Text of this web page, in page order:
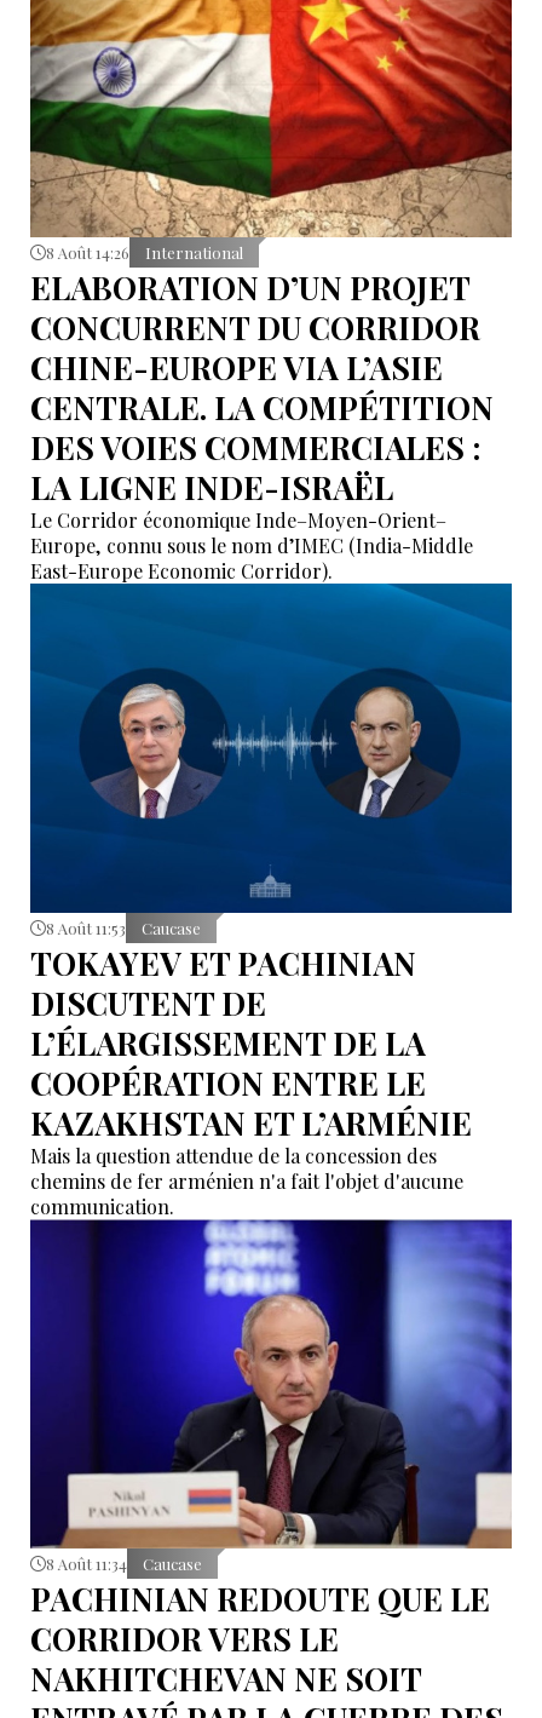
8 Août 14:26 International
ELABORATION D’UN PROJET
CONCURRENT DU CORRIDOR
CHINE-EUROPE VIA L’ASIE
CENTRALE. LA COMPÉTITION
DES VOIES COMMERCIALES :
LA LIGNE INDE-ISRAËL
Le Corridor économique Inde–Moyen-Orient–
Europe, connu sous le nom d’IMEC (India-Middle
East-Europe Economic Corridor).
8 Août 11:53 Caucase
TOKAYEV ET PACHINIAN
DISCUTENT DE
L’ÉLARGISSEMENT DE LA
COOPÉRATION ENTRE LE
KAZAKHSTAN ET L’ARMÉNIE
Mais la question attendue de la concession des
chemins de fer arménien n'a fait l'objet d'aucune
communication.
8 Août 11:34 Caucase
PACHINIAN REDOUTE QUE LE
CORRIDOR VERS LE
NAKHITCHEVAN NE SOIT